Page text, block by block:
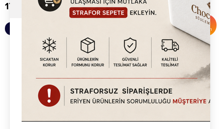
170.00 TL
%12
İndirim
150.00TL
170.00TL